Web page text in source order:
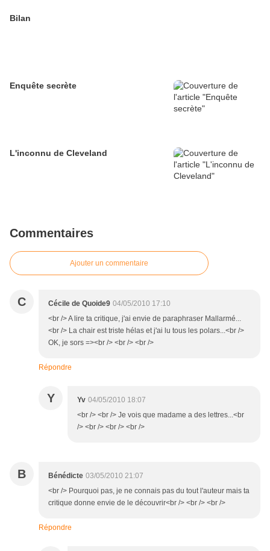
Bilan
Enquête secrète
L'inconnu de Cleveland
Commentaires
Ajouter un commentaire
C Cécile de Quoide9 04/05/2010 17:10
<br /> A lire ta critique, j'ai envie de paraphraser Mallarmé...
<br /> La chair est triste hélas et j'ai lu tous les polars...<br />
OK, je sors =><br /> <br /> <br />
Répondre
Y Yv 04/05/2010 18:07
<br /> <br /> Je vois que madame a des lettres...<br
/> <br /> <br /> <br />
B Bénédicte 03/05/2010 21:07
<br /> Pourquoi pas, je ne connais pas du tout l'auteur mais ta
critique donne envie de le découvrir<br /> <br /> <br />
Répondre